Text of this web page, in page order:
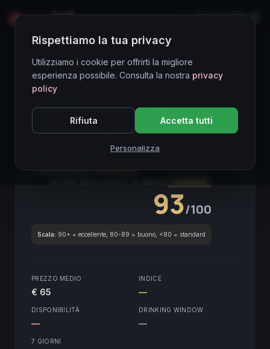
LIVE
Directory Vini
Langhe DOC
Fine Wine
2013
Piemonte 2013
Nebbiolo
93/100
Scala: 90+ = eccellente, 80-89 = buono, <80 = standard
PREZZO MEDIO
€ 65
INDICE
—
DISPONIBILITÀ
—
DRINKING WINDOW
—
7 GIORNI
Rispettiamo la tua privacy
Utilizziamo i cookie per offrirti la migliore
esperienza possibile. Consulta la nostra privacy
policy
Rifiuta Accetta tutti
Personalizza